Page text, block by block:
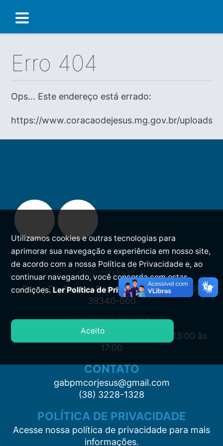
Erro 404
Ops... Este endereço está errado:
https://www.coracaodejesus.mg.gov.br/uploads/
PREFEITURA
Praça Dr. Samuel Barreto, s/n, Centro CEP:
39340-000
ATENDIMENTO
Segunda à Sexta: 7:00 às 11:00 e das 13:00 às
17:00
CONTATO
gabpmcorjesus@gmail.com
(38) 3228-1328
POLÍTICA DE PRIVACIDADE
Acesse nossa política de privacidade para mais
informações.
Utilizamos cookies e outras tecnologias para
aprimorar sua navegação e experiência em nosso site,
de acordo com a nossa Política de Privacidade e, ao
continuar navegando, você concorda com estas
condições.Ler Política de Privacidade.
Aceito